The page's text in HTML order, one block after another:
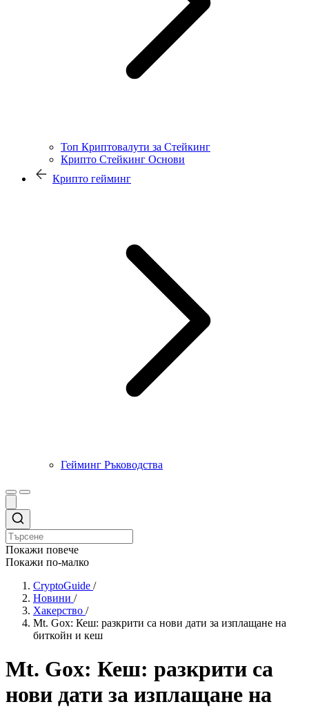
Топ Криптовалути за Стейкинг
Крипто Стейкинг Основи
Крипто гейминг
Гейминг Ръководства
Покажи повече
Покажи по-малко
CryptoGuide /
Новини /
Хакерство /
Mt. Gox: Кеш: разкрити са нови дати за изплащане на
биткойн и кеш
Mt. Gox: Кеш: разкрити са
нови дати за изплащане на